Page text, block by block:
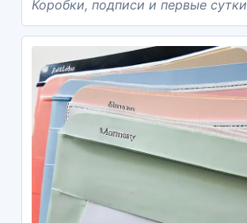
Коробки, подписи и первые сутки